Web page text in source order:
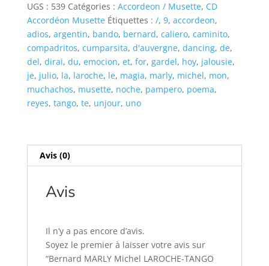
LAROCHE-
TANGO
ARGENTIN
FOR
DANCING
UGS : 539 Catégories : Accordeon / Musette, CD
Accordéon Musette Étiquettes : /, 9, accordeon,
adios, argentin, bando, bernard, caliero, caminito,
compadritos, cumparsita, d'auvergne, dancing, de,
del, dirai, du, emocion, et, for, gardel, hoy, jalousie,
je, julio, la, laroche, le, magia, marly, michel, mon,
muchachos, musette, noche, pampero, poema,
reyes, tango, te, unjour, uno
Avis (0)
Avis
Il n’y a pas encore d’avis.
Soyez le premier à laisser votre avis sur
“Bernard MARLY Michel LAROCHE-TANGO